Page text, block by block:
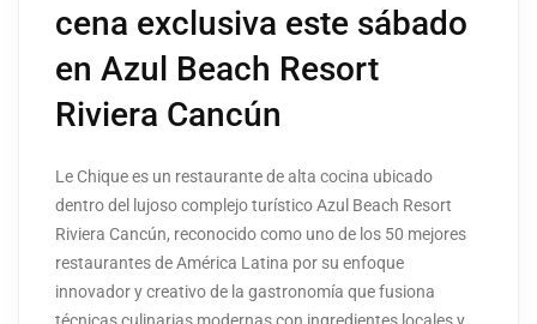
cena exclusiva este sábado
en Azul Beach Resort
Riviera Cancún
Le Chique es un restaurante de alta cocina ubicado
dentro del lujoso complejo turístico Azul Beach Resort
Riviera Cancún, reconocido como uno de los 50 mejores
restaurantes de América Latina por su enfoque
innovador y creativo de la gastronomía que fusiona